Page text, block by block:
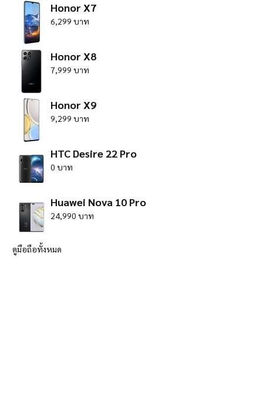
Honor X7
6,299 บาท
Honor X8
7,999 บาท
Honor X9
9,299 บาท
HTC Desire 22 Pro
0 บาท
Huawei Nova 10 Pro
24,990 บาท
ดูมือถือทั้งหมด